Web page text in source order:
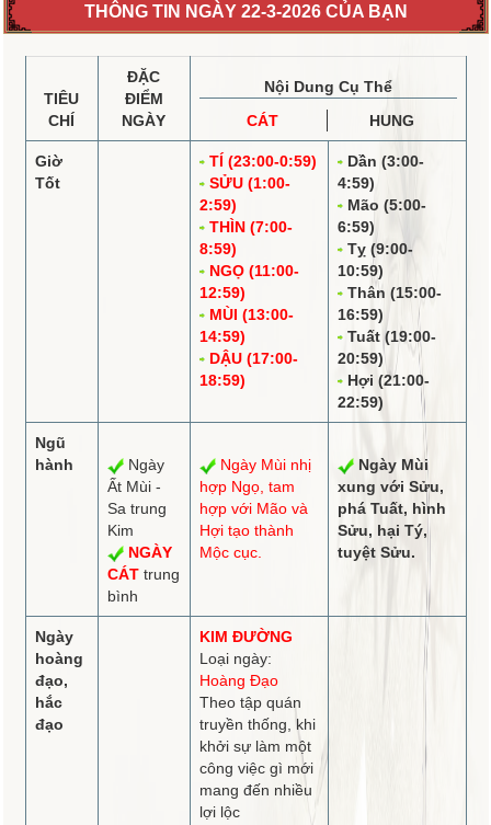
THÔNG TIN NGÀY 22-3-2026 CỦA BẠN
TIÊU
CHÍ
ĐẶC
ĐIỂM
NGÀY
Nội Dung Cụ Thể
CÁT
HUNG
Giờ
Tốt
TÍ (23:00-0:59)
SỬU (1:00-
2:59)
THÌN (7:00-
8:59)
NGỌ (11:00-
12:59)
MÙI (13:00-
14:59)
DẬU (17:00-
18:59)
Dần (3:00-
4:59)
Mão (5:00-
6:59)
Tỵ (9:00-
10:59)
Thân (15:00-
16:59)
Tuất (19:00-
20:59)
Hợi (21:00-
22:59)
Ngũ
hành
Ngày
Ất Mùi -
Sa trung
Kim
NGÀY
CÁTtrung
bình
Ngày Mùi nhị
hợpNgọ, tam
hợpvới Mão và
Hợi tạo thành
Mộc cục.
Ngày Mùi
xung với Sửu,
pháTuất, hình
Sửu, hại Tý,
tuyệtSửu.
Ngày
hoàng
đạo,
hắc
đạo
KIM ĐƯỜNG
Loại ngày:
Hoàng Đạo
Theo tập quán
truyền thống, khi
khởi sự làm một
công việc gì mới
mang đến nhiều
lợi lộc